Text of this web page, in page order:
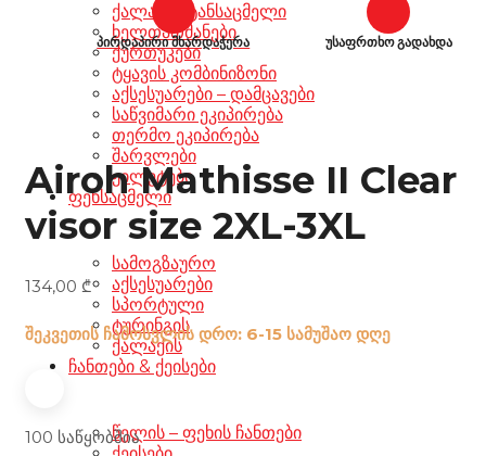
ქალაქის ტანსაცმელი
ხელთათმანები
ქურთუკები
ტყავის კომბინიზონი
აქსესუარები – დამცავები
საწვიმარი ეკიპირება
თერმო ეკიპირება
შარვლები
ჟილეტები
ფეხსაცმელი
სამოგზაურო
აქსესუარები
სპორტული
ტურინგის
ქალაქის
ჩანთები & ქეისები
წელის – ფეხის ჩანთები
პირდაპირი მხარდაჭერა უსაფრთხო გადახდა
Airoh Mathisse II Clear
visor size 2XL-3XL
134,00 ₾
შეკვეთის ჩამოსვლის დრო: 6-15 სამუშაო დღე
100 საწყობშია